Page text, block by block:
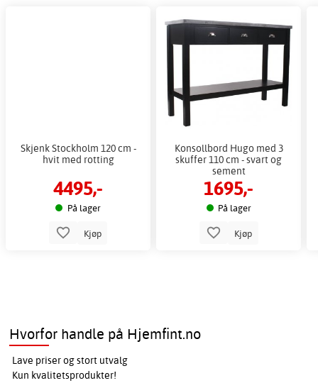
Skjenk Stockholm 120 cm -
hvit med rotting
4495,-
På lager
Kjøp
Konsollbord Hugo med 3
skuffer 110 cm - svart og
sement
1695,-
På lager
Kjøp
Hvorfor handle på Hjemfint.no
Lave priser og stort utvalg
Kun kvalitetsprodukter!